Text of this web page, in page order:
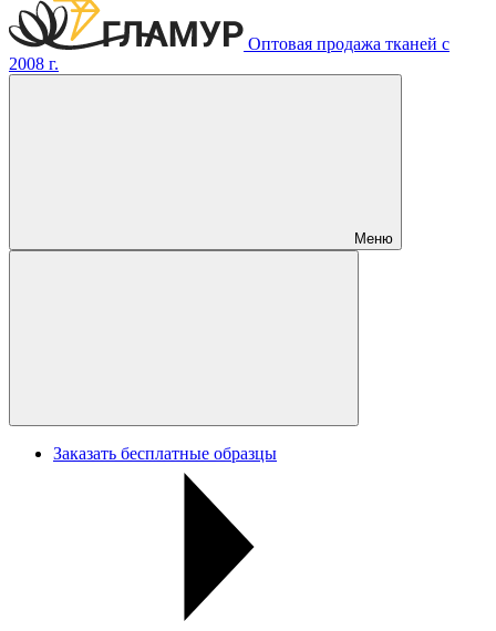
Оптовая продажа тканей с
2008 г.
Меню
Заказать бесплатные образцы